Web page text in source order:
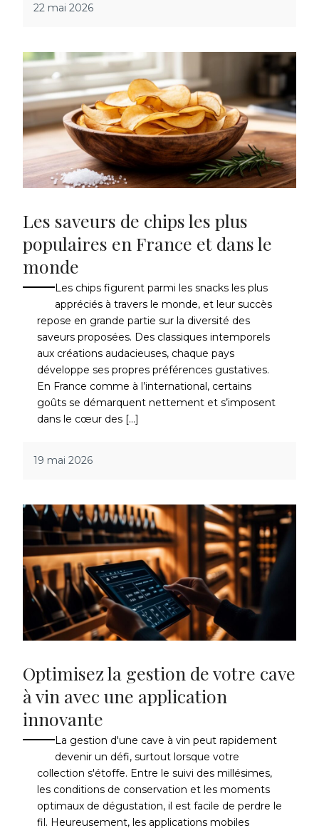
22 mai 2026
Les saveurs de chips les plus
populaires en France et dans le
monde
Les chips figurent parmi les snacks les plus
appréciés à travers le monde, et leur succès
repose en grande partie sur la diversité des
saveurs proposées. Des classiques intemporels
aux créations audacieuses, chaque pays
développe ses propres préférences gustatives.
En France comme à l’international, certains
goûts se démarquent nettement et s’imposent
dans le cœur des […]
19 mai 2026
Optimisez la gestion de votre cave
à vin avec une application
innovante
La gestion d'une cave à vin peut rapidement
devenir un défi, surtout lorsque votre
collection s'étoffe. Entre le suivi des millésimes,
les conditions de conservation et les moments
optimaux de dégustation, il est facile de perdre le
fil. Heureusement, les applications mobiles